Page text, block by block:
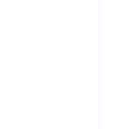
ausgestattet
Holzkamin.
Raum
und